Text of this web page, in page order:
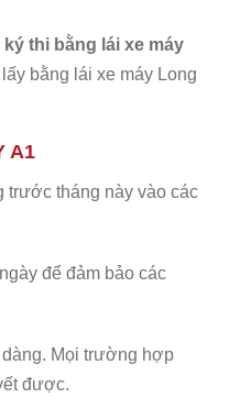
ký thi bằng lái xe máy
bằng lái xe máy Long
A1
trước tháng này vào các
để đảm bảo các
Mọi trường hợp
được.